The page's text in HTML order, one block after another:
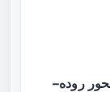
محور روده–